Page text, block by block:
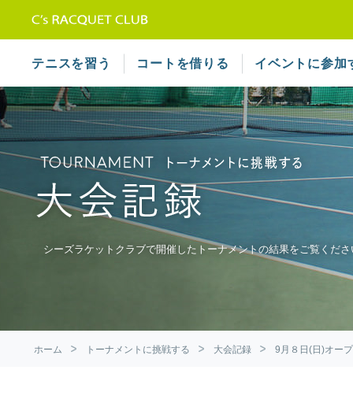
テニスを習う コートを借りる イベントに参加
シーズラケットクラブで開催したトーナメントの結果をご覧くださ
ホーム トーナメントに挑戦する 大会記録 9月８日(日)オー